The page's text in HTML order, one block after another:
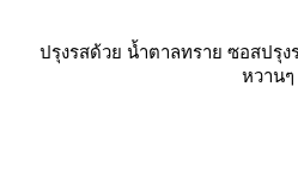
ปรุงรสด้วย น้ำตาลทราย ซอสปรุง
หวานๆ